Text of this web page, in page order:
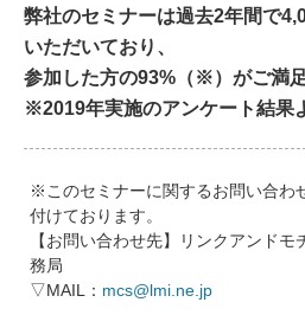
弊社のセミナーは過去2年間で
いただいており、
参加した方の93%（※）がご満
※2019年実施のアンケート結果
※このセミナーに関するお問い合わ
付けております。
【お問い合わせ先】リンクアンド
務局
▽MAIL： mcs@lmi.ne.jp